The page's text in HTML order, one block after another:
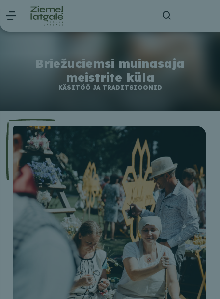
Briežuciemsi muinasaja
meistrite küla
KÄSITÖÖ JA TRADITSIOONID